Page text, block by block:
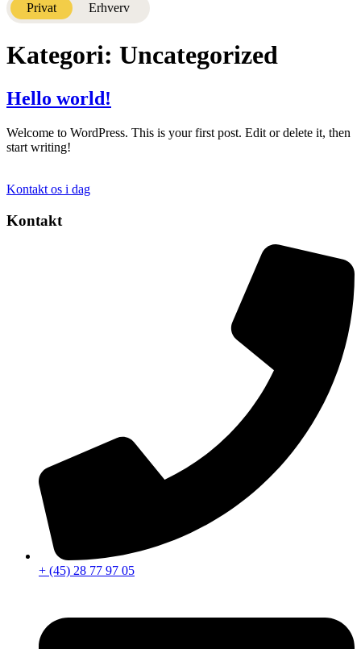
Privat Erhverv
Kategori: Uncategorized
Hello world!
Welcome to WordPress. This is your first post. Edit or delete it, then
start writing!
Kontakt os i dag
Kontakt
+ (45) 28 77 97 05